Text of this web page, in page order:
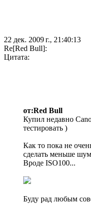
22 дек. 2009 г., 21:40:13
Re[Red Bull]:
Цитата:
от:Red Bull
Купил недавно
тестировать )
Как то пока не
сделать меньше
Вроде ISO100...
Буду рад любым